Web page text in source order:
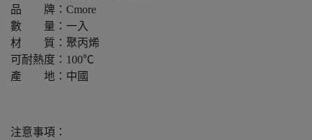
品 牌：Cmore
數 量：一入
材 質：聚丙烯
可耐熱度：100℃
產 地：中國
注意事項：